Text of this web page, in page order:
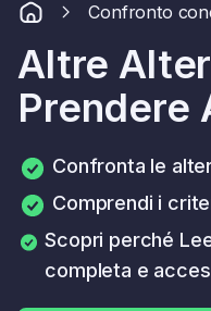
Confronto
Altre
Prendere
Confronta le
Comprendi i
Scopri perché
completa e